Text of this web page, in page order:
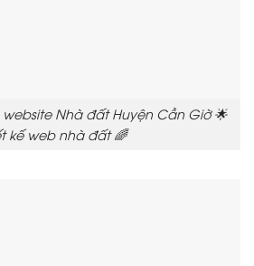
website Nhà đất Huyện Cần Giờ 🌟
kế web nhà đất 🌈